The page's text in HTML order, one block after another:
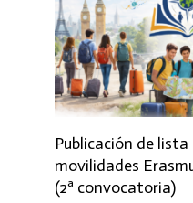
Publicación de
movilidades
(2ª convocatoria)